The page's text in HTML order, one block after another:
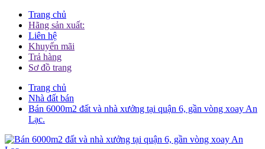
Trang chủ
Hãng sản xuất:
Liên hệ
Khuyến mãi
Trả hàng
Sơ đồ trang
Trang chủ
Nhà đất bán
Bán 6000m2 đất và nhà xưởng tại quận 6, gần vòng xoay An
Lạc.